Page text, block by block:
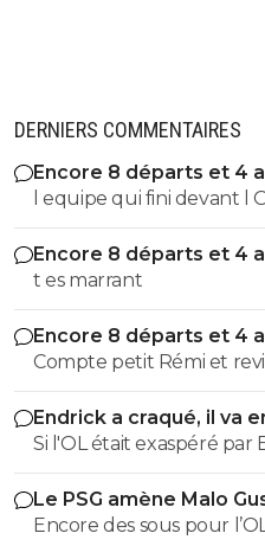
DERNIERS COMMENTAIRES
Encore 8 départs et 4
l equipe qui fini devant l
es tro malin toi
Encore 8 départs et 4
t es marrant
Encore 8 départs et 4
Compte petit Rémi et
Endrick a craqué, il va
Si l'OL était exaspéré par
près. Bref... Quand l'équipe sera complète... ce sera beaucoup
mieux.
Le PSG amène Malo
Encore des sous pour l’OL